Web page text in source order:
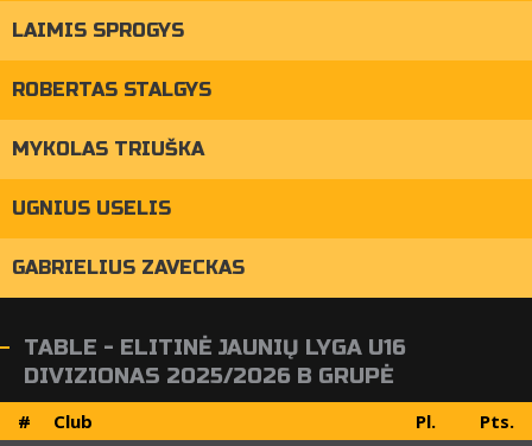
LAIMIS SPROGYS
ROBERTAS STALGYS
MYKOLAS TRIUŠKA
UGNIUS USELIS
GABRIELIUS ZAVECKAS
TABLE - ELITINĖ JAUNIŲ LYGA U16
DIVIZIONAS 2025/2026 B GRUPĖ
# Club Pl. Pts.